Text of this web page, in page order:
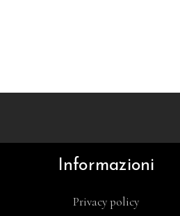
Informazioni
Privacy policy